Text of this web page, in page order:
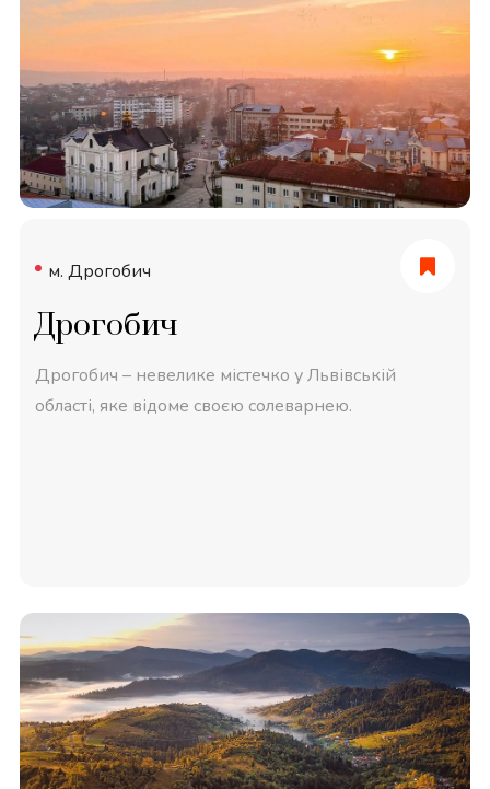
м. Дрогобич
Дрогобич
Дрогобич – невелике містечко у Львівській
області, яке відоме своєю солеварнею.